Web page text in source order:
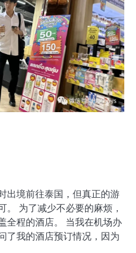
出境前往泰国，但真正的游
。 为了减少不必要的麻烦，
全程的酒店。 当我在机场办
了我的酒店预订情况，因为